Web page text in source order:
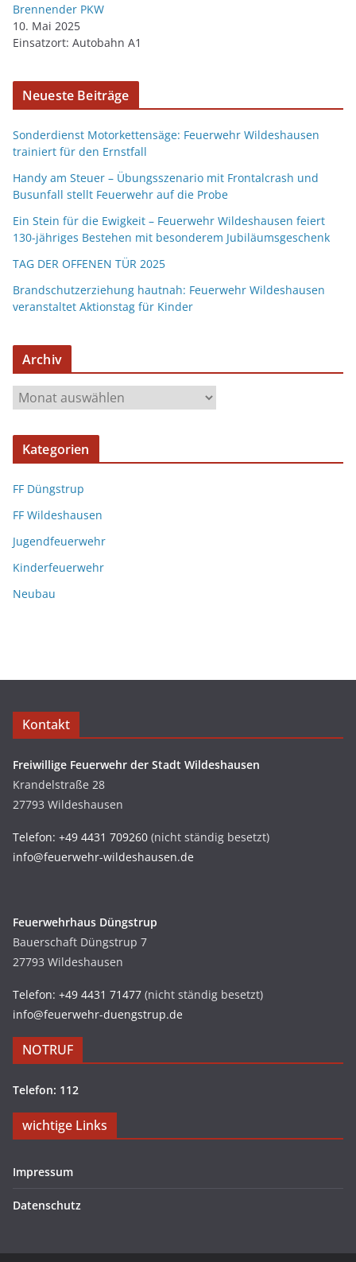
Brennender PKW
10. Mai 2025
Einsatzort: Autobahn A1
Neueste Beiträge
Sonderdienst Motorkettensäge: Feuerwehr Wildeshausen
trainiert für den Ernstfall
Handy am Steuer – Übungsszenario mit Frontalcrash und
Busunfall stellt Feuerwehr auf die Probe
Ein Stein für die Ewigkeit – Feuerwehr Wildeshausen feiert
130-jähriges Bestehen mit besonderem Jubiläumsgeschenk
TAG DER OFFENEN TÜR 2025
Brandschutzerziehung hautnah: Feuerwehr Wildeshausen
veranstaltet Aktionstag für Kinder
Archiv
Kategorien
FF Düngstrup
FF Wildeshausen
Jugendfeuerwehr
Kinderfeuerwehr
Neubau
Kontakt
Freiwillige Feuerwehr der Stadt Wildeshausen
Krandelstraße 28
27793 Wildeshausen
Telefon: +49 4431 709260 (nicht ständig besetzt)
info@feuerwehr-wildeshausen.de
Feuerwehrhaus Düngstrup
Bauerschaft Düngstrup 7
27793 Wildeshausen
Telefon: +49 4431 71477 (nicht ständig besetzt)
info@feuerwehr-duengstrup.de
NOTRUF
Telefon: 112
wichtige Links
Impressum
Datenschutz